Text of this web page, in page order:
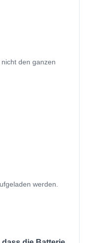
den ganzen
werden.